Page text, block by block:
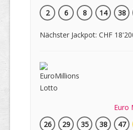
2
6 8 14 38
Nächster Jackpot: CHF
Euro
26
29 35 38 47